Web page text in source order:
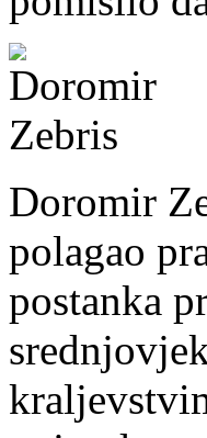
Doromir
polagao
postanka